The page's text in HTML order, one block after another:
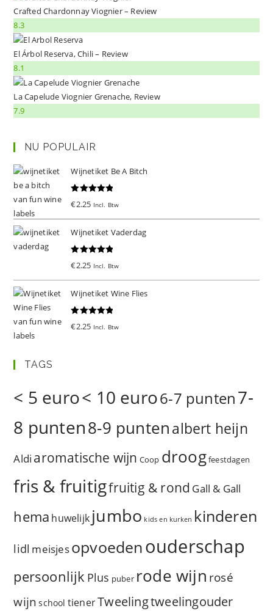
Crafted Chardonnay Viognier – Review
8.3
El Árbol Reserva, Chili – Review
8.1
La Capelude Viognier Grenache, Review
7.9
NU POPULAIR
Wijnetiket Be A Bitch
€2.25 Incl. Btw
Wijnetiket Vaderdag
€2.25 Incl. Btw
Wijnetiket Wine Flies
€2.25 Incl. Btw
TAGS
< 5 euro< 10 euro6-7 punten7-
8 punten8-9 puntenalbert heijn
Aldi aromatische wijn Coop droogfeestdagen
fris & fruitigfruitig & rond Gall & Gall
hema huwelijk jumbo kids en kurken kinderen
lidl meisjesopvoedenouderschap
persoonlijk Plus puber rode wijn rosé
wijn school tienerTweelingtweelingouder